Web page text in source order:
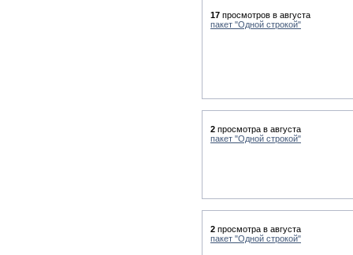
17 просмотров в августа
пакет "Одной строкой"
2 просмотра в августа
пакет "Одной строкой"
2 просмотра в августа
пакет "Одной строкой"